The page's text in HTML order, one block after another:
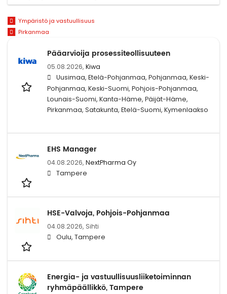
Ympäristö ja vastuullisuus
Pirkanmaa
Pääarvioija prosessiteollisuuteen
05.08.2026, Kiwa
Uusimaa, Etelä-Pohjanmaa, Pohjanmaa, Keski-
Pohjanmaa, Keski-Suomi, Pohjois-Pohjanmaa,
Lounais-Suomi, Kanta-Häme, Päijät-Häme,
Pirkanmaa, Satakunta, Etelä-Suomi, Kymenlaakso
EHS Manager
04.08.2026, NextPharma Oy
Tampere
HSE-Valvoja, Pohjois-Pohjanmaa
04.08.2026, Sihti
Oulu, Tampere
Energia- ja vastuullisuusliiketoiminnan
ryhmäpäällikkö, Tampere